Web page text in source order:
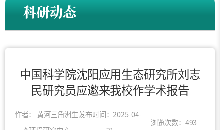
科研动态
中国科学院沈阳应用生态研究所刘志
民研究员应邀来我校作学术报告
作者： 黄河三角洲生发布时间：2025-04-
浏览次数： 493